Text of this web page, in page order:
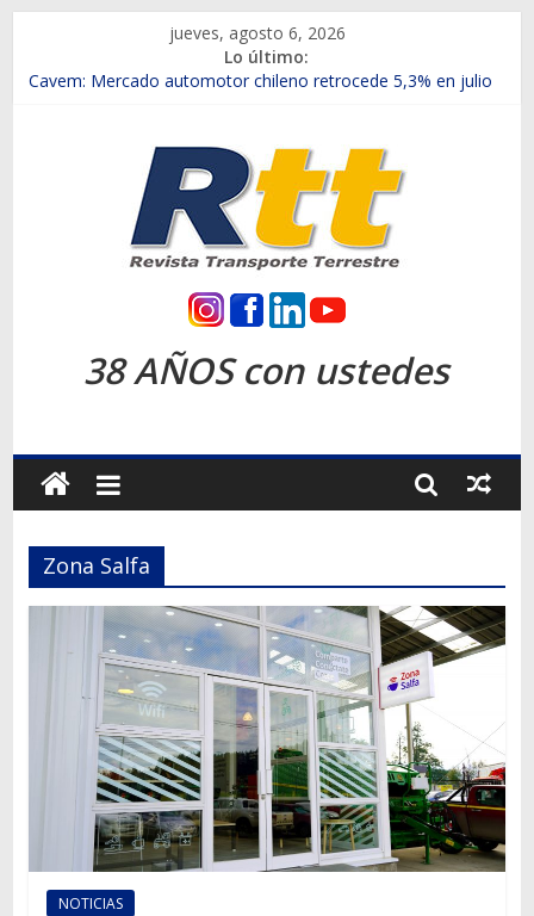
contenido
jueves, agosto 6, 2026
Lo último:
Chile es el primer mercado internacional en lanzar la nueva
Salfa suma vehículos electrificados de Chevrolet en el Biobío
Samex amplía su red con nuevas sucursales en Rancagua y
SINOTRUK Pick-ups presentó la recién estrenada Bolden en
la Expo Compras Públicas 2026
Revista
Transporte
Terrestre
Autos,
camiones,
motos,
información
mundo
transporte
38 AÑOS con ustedes
Zona Salfa
NOTICIAS